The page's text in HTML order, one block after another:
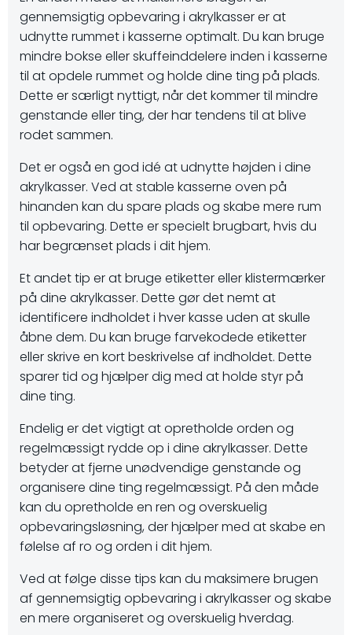
gennemsigtig opbevaring i akrylkasser er at
udnytte rummet i kasserne optimalt. Du kan bruge
mindre bokse eller skuffeinddelere inden i kasserne
til at opdele rummet og holde dine ting på plads.
Dette er særligt nyttigt, når det kommer til mindre
genstande eller ting, der har tendens til at blive
rodet sammen.
Det er også en god idé at udnytte højden i dine
akrylkasser. Ved at stable kasserne oven på
hinanden kan du spare plads og skabe mere rum
til opbevaring. Dette er specielt brugbart, hvis du
har begrænset plads i dit hjem.
Et andet tip er at bruge etiketter eller klistermærker
på dine akrylkasser. Dette gør det nemt at
identificere indholdet i hver kasse uden at skulle
åbne dem. Du kan bruge farvekodede etiketter
eller skrive en kort beskrivelse af indholdet. Dette
sparer tid og hjælper dig med at holde styr på
dine ting.
Endelig er det vigtigt at opretholde orden og
regelmæssigt rydde op i dine akrylkasser. Dette
betyder at fjerne unødvendige genstande og
organisere dine ting regelmæssigt. På den måde
kan du opretholde en ren og overskuelig
opbevaringsløsning, der hjælper med at skabe en
følelse af ro og orden i dit hjem.
Ved at følge disse tips kan du maksimere brugen
af gennemsigtig opbevaring i akrylkasser og skabe
en mere organiseret og overskuelig hverdag.